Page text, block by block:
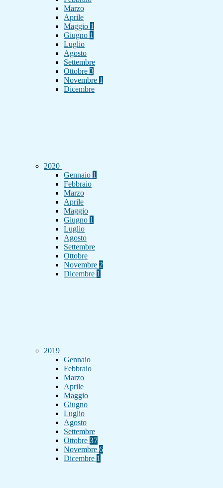
Marzo
Aprile
Maggio 1
Giugno 1
Luglio
Agosto
Settembre
Ottobre 3
Novembre 1
Dicembre
2020
Gennaio 1
Febbraio
Marzo
Aprile
Maggio
Giugno 1
Luglio
Agosto
Settembre
Ottobre
Novembre 2
Dicembre 1
2019
Gennaio
Febbraio
Marzo
Aprile
Maggio
Giugno
Luglio
Agosto
Settembre
Ottobre 37
Novembre 6
Dicembre 1